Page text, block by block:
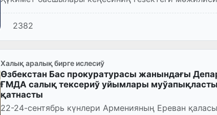
2382
Халық аралық бирге ислесиў
Өзбекстан Бас прокуратурасы жанындағы
ҒМДА салық тексериў уйымлары
қатнасты
22-24-сентябрь күнлери Арменияның Ереван